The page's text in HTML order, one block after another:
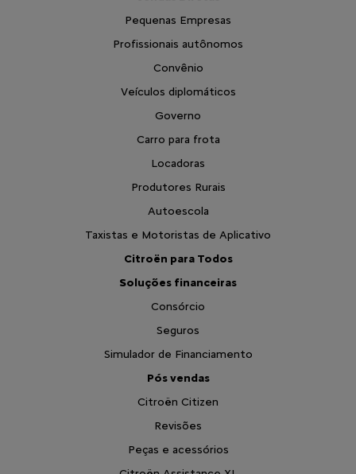
Pequenas Empresas
Profissionais autônomos
Convênio
Veículos diplomáticos
Governo
Carro para frota
Locadoras
Produtores Rurais
Autoescola
Taxistas e Motoristas de Aplicativo
Citroën para Todos
Soluções financeiras
Consórcio
Seguros
Simulador de Financiamento
Pós vendas
Citroën Citizen
Revisões
Peças e acessórios